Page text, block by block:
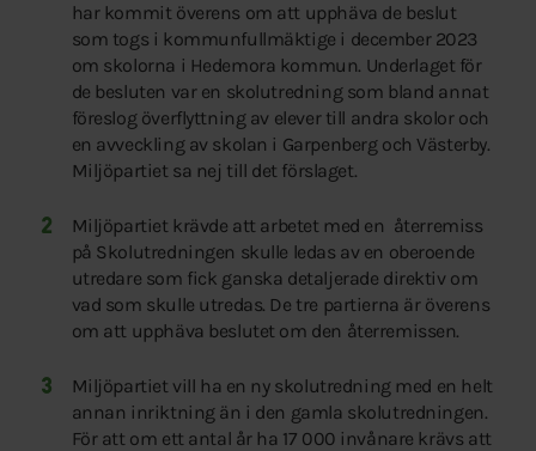
har kommit överens om att upphäva de beslut
som togs i kommunfullmäktige i december 2023
om skolorna i Hedemora kommun. Underlaget för
de besluten var en skolutredning som bland annat
föreslog överflyttning av elever till andra skolor och
en avveckling av skolan i Garpenberg och Västerby.
Miljöpartiet sa nej till det förslaget.
Miljöpartiet krävde att arbetet med en återremiss
på Skolutredningen skulle ledas av en oberoende
utredare som fick ganska detaljerade direktiv om
vad som skulle utredas. De tre partierna är överens
om att upphäva beslutet om den återremissen.
Miljöpartiet vill ha en ny skolutredning med en helt
annan inriktning än i den gamla skolutredningen.
För att om ett antal år ha 17 000 invånare krävs att